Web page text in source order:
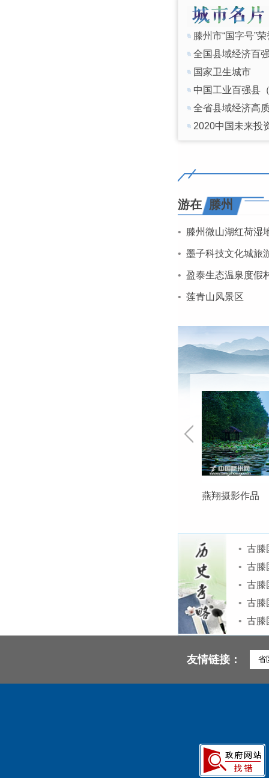
滕州市“国字号”
全国县域经济百
国家卫生城市
中国工业百强县
全省县域经济高
2020中国未来投
游在 滕州
• 滕州微山湖红荷湿
• 墨子科技文化城旅
• 盈泰生态温泉度假
• 莲青山风景区
燕翔摄影作品
• 古滕
• 古滕
• 古滕
• 古滕
• 古滕
友情链接：